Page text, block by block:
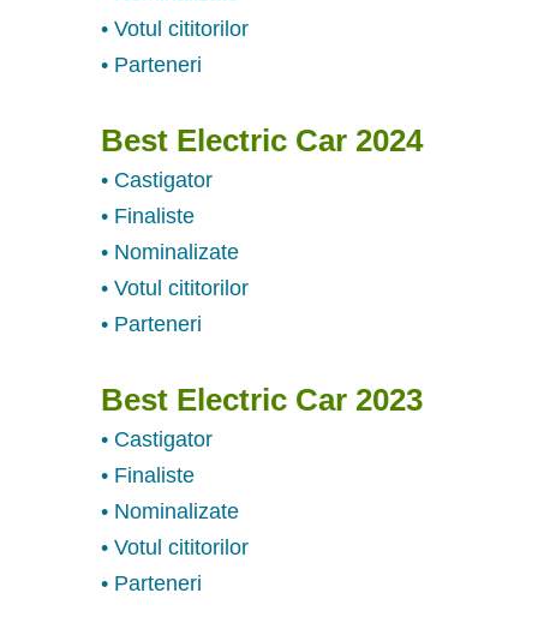
• Votul cititorilor
• Parteneri
Best Electric Car 2024
• Castigator
• Finaliste
• Nominalizate
• Votul cititorilor
• Parteneri
Best Electric Car 2023
• Castigator
• Finaliste
• Nominalizate
• Votul cititorilor
• Parteneri